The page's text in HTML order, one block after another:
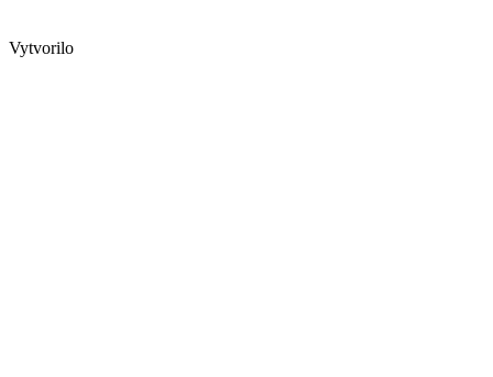
Vytvorilo